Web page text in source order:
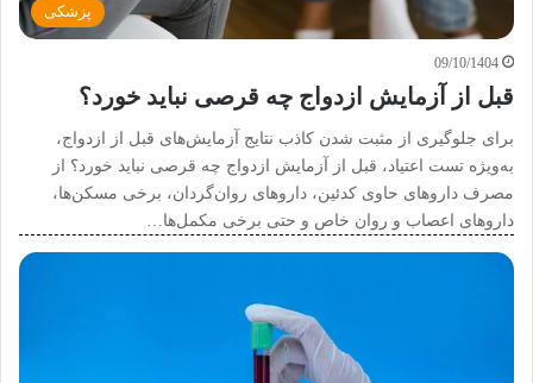
پزشکی
09/10/1404
قبل از آزمایش ازدواج چه قرصی نباید خورد؟
برای جلوگیری از مثبت شدن کاذب نتایج آزمایش‌های قبل از ازدواج،
به‌ویژه تست اعتیاد، قبل از آزمایش ازدواج چه قرصی نباید خورد؟ از
مصرف داروهای حاوی کدئین، داروهای روان‌گردان، برخی مسکن‌ها،
داروهای اعصاب و روان خاص و حتی برخی مکمل‌ها…